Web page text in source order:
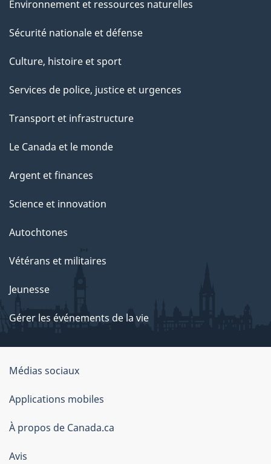
Environnement et ressources naturelles
Sécurité nationale et défense
Culture, histoire et sport
Services de police, justice et urgences
Transport et infrastructure
Le Canada et le monde
Argent et finances
Science et innovation
Autochtones
Vétérans et militaires
Jeunesse
Gérer les événements de la vie
Organisation
du
gouvernement
du
Canada
Médias sociaux
Applications mobiles
À propos de Canada.ca
Avis